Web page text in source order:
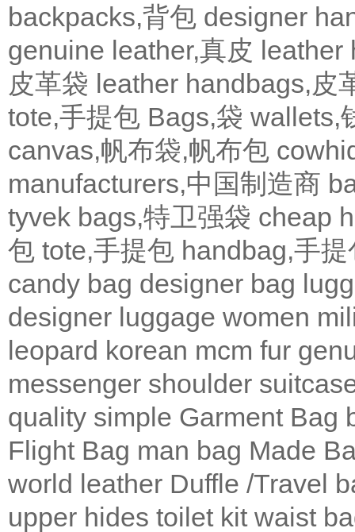
backpacks,背包 designer
genuine leather,真皮 leather
皮革袋 leather handbags,皮
tote,手提包 Bags,袋 wallets,
canvas,帆布袋,帆布包
manufacturers,中国制造商
tyvek bags,特卫强袋 cheap
包 tote,手提包 handbag,手提
candy bag designer bag
designer luggage women
leopard korean mcm fur
messenger shoulder
quality simple Garment Bag
Flight Bag man bag Made
world leather Duffle /Travel
upper hides toilet kit waist